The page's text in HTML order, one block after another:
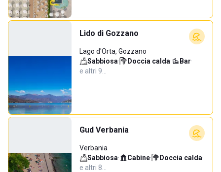
Lido di Gozzano
Lago d'Orta, Gozzano
Sabbiosa· Doccia calda· Bar·
e altri 9…
Gud Verbania
Verbania
Sabbiosa· Cabine· Doccia calda·
e altri 8…